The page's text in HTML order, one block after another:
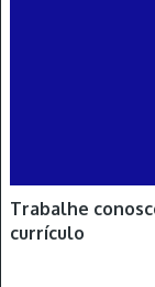
Trabalhe
currículo